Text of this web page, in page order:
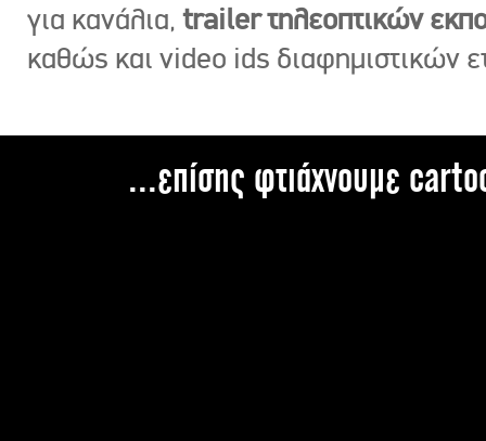
για κανάλια, trailer τηλεοπτικών
καθώς και video ids διαφημιστικών
...επίσης φτιάχνουμε